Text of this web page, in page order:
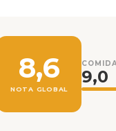
8,6
NOTA GLOBAL
9,0